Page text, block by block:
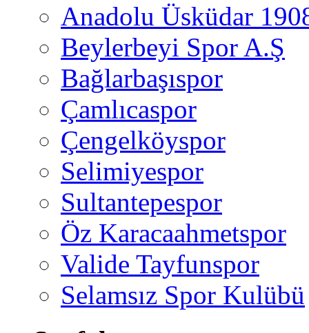
Anadolu Üsküdar
Beylerbeyi Spor A.Ş
Bağlarbaşıspor
Çamlıcaspor
Çengelköyspor
Selimiyespor
Sultantepespor
Öz Karacaahmetspor
Valide Tayfunspor
Selamsız Spor Kulübü